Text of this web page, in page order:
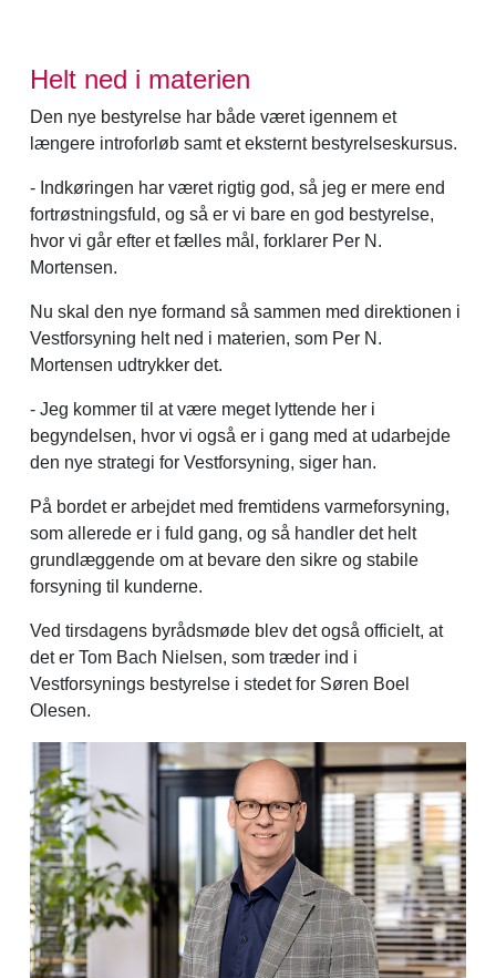
Helt ned i materien
Den nye bestyrelse har både været igennem et
længere introforløb samt et eksternt bestyrelseskursus.
- Indkøringen har været rigtig god, så jeg er mere end
fortrøstningsfuld, og så er vi bare en god bestyrelse,
hvor vi går efter et fælles mål, forklarer Per N.
Mortensen.
Nu skal den nye formand så sammen med direktionen i
Vestforsyning helt ned i materien, som Per N.
Mortensen udtrykker det.
- Jeg kommer til at være meget lyttende her i
begyndelsen, hvor vi også er i gang med at udarbejde
den nye strategi for Vestforsyning, siger han.
På bordet er arbejdet med fremtidens varmeforsyning,
som allerede er i fuld gang, og så handler det helt
grundlæggende om at bevare den sikre og stabile
forsyning til kunderne.
Ved tirsdagens byrådsmøde blev det også officielt, at
det er Tom Bach Nielsen, som træder ind i
Vestforsynings bestyrelse i stedet for Søren Boel
Olesen.